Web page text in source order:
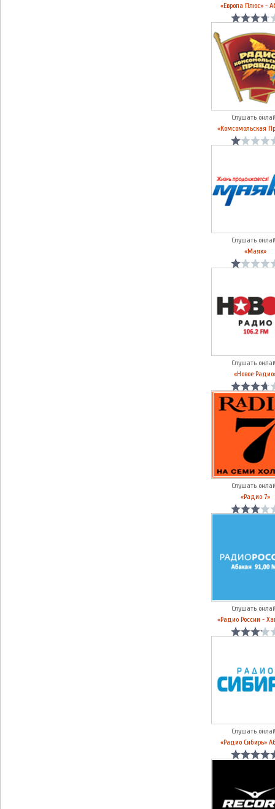
«Европа Плюс» -
Слушать
«Комсомольская
Слушать
«Маяк»
Слушать
«Новое
Слушать
«Радио 7»
Слушать
«Радио России -
Слушать
«Радио Сибирь»